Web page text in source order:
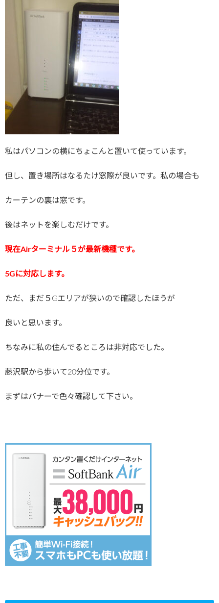
私はパソコンの横にちょこんと置いて使っています。
但し、置き場所はなるたけ窓際が良いです。私の場合も
カーテンの裏は窓です。
後はネットを楽しむだけです。
現在Airターミナル５が最新機種です。
5Gに対応します。
ただ、まだ５Gエリアが狭いので確認したほうが
良いと思います。
ちなみに私の住んでるところは非対応でした。
藤沢駅から歩いて20分位です。
まずはバナーで色々確認して下さい。